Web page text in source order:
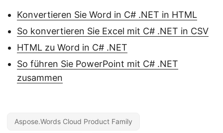
Konvertieren Sie Word in C# .NET in HTML
So konvertieren Sie Excel mit C# .NET in CSV
HTML zu Word in C# .NET
So führen Sie PowerPoint mit C# .NET
zusammen
Aspose.Words Cloud Product Family